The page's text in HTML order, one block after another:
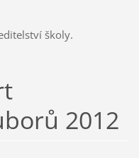
školy.
2012